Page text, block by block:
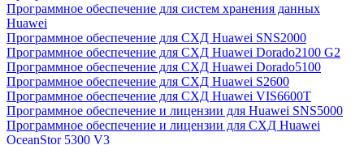
Программное обеспечение для систем хранения данных
Huawei
Программное обеспечение для СХД Huawei SNS2000
Программное обеспечение для СХД Huawei Dorado2100 G2
Программное обеспечение для СХД Huawei Dorado5100
Программное обеспечение для СХД Huawei S2600
Программное обеспечение для СХД Huawei VIS6600T
Программное обеспечение и лицензии для Huawei SNS5000
Программное обеспечение и лицензии для СХД Huawei
OceanStor 5300 V3